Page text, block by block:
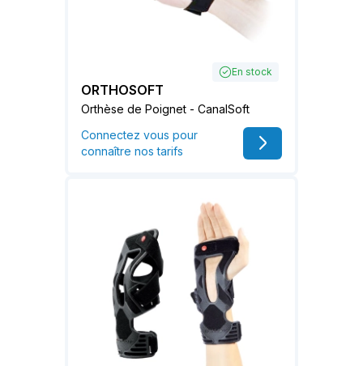
En stock
ORTHOSOFT
Orthèse de Poignet - CanalSoft
Connectez vous pour
connaître nos tarifs